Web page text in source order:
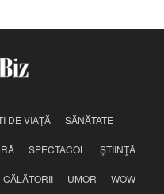
DE VIAŢĂ SĂNĂTATE
SPECTACOL ŞTIINŢĂ
CĂLĂTORII UMOR WOW